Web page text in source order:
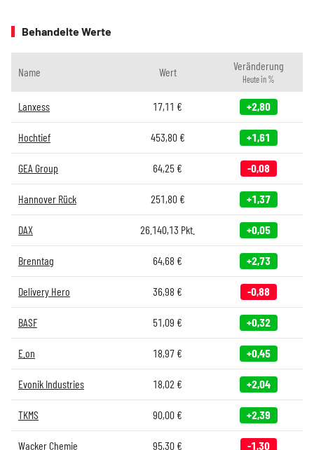
Behandelte Werte
Name Wert Veränderung
Heute in %
Lanxess 17,11 € +2,80
Hochtief 453,80€ +1,61
GEA Group 64,25 € -0,08
Hannover Rück 251,80€ +1,37
DAX 26.140,13 Pkt. +0,05
Brenntag 64,68 € +2,73
Delivery Hero 36,98 € -0,88
BASF 51,09 € +0,32
E.on 18,97 € +0,45
Evonik Industries 18,02 € +2,04
TKMS 90,00 € +2,39
Wacker Chemie 95,30 € -1,30